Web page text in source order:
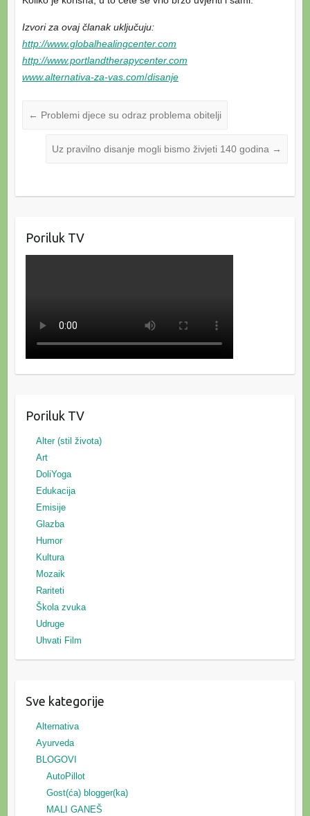
Izvori za ovaj članak uključuju:
http://www.globalhealingcenter.com
http://www.portlandtherapycenter.com
www.alternativa-za-vas.com/disanje
← Problemi djece su odraz problema obitelji
Uz pravilno disanje mogli bismo živjeti 140 godina →
Poriluk TV
Poriluk TV
Alter (stil života)
Art
DoliYoga
Edukacija
Emisije
Glazba
Humor
Kultura
Mozaik
Rariteti
Škola zvuka
Udruge
Uhvati Film
Sve kategorije
Alternativa
Ayurveda
BLOGOVI
AutoPillot
Gost(ća) blogger(ka)
MALI GANEŠ